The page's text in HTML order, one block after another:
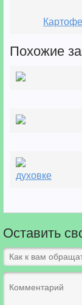
Похожие
духовке
Оставить